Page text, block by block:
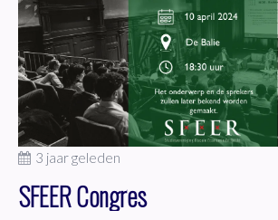
3 jaar geleden
SFEER Congres